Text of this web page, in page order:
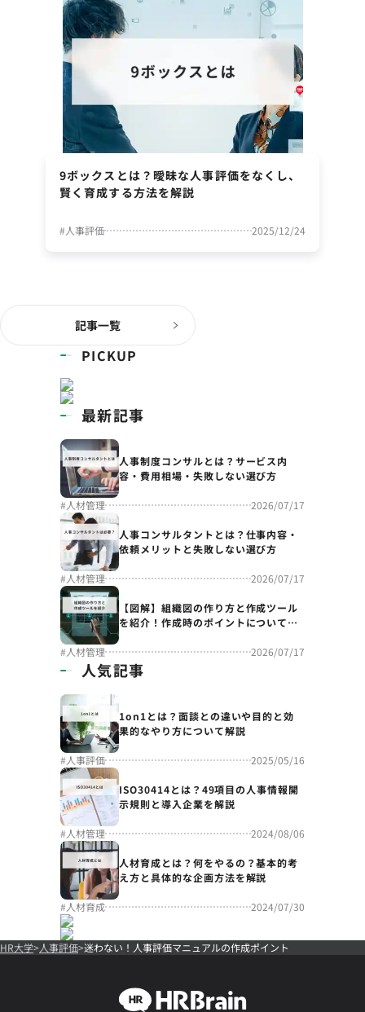
9ボックスとは？曖昧な人事評価をなくし、
賢く育成する方法を解説
#人事評価 2025/12/24
記事一覧
PICKUP
最新記事
人事制度コンサルとは？サービス内
容・費用相場・失敗しない選び方
#人材管理 2026/07/17
人事コンサルタントとは？仕事内容・
依頼メリットと失敗しない選び方
#人材管理 2026/07/17
【図解】組織図の作り方と作成ツール
を紹介！作成時のポイントについても
#人材管理 2026/07/17
人気記事
1on1とは？面談との違いや目的と効
果的なやり方について解説
#人事評価 2025/05/16
ISO30414とは？49項目の人事情報開
示規則と導入企業を解説
#人材管理 2024/08/06
人材育成とは？何をやるの？基本的考
え方と具体的な企画方法を解説
#人材育成 2024/07/30
HR大学 人事評価 迷わない！人事評価マニュアルの作成ポイント